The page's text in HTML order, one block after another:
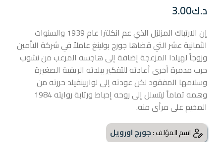
د.ك3.00
إن الارتباك المزلزل الذي عم انكلترا عام 1939 والسنوات
الثمانية عشر التي قضاها جورج بولينغ عاملاً في شركة التأمين
وزوجاً لهيلدا المزعجة إضافة إلى هاجسه المرعب من نشوب
حرب مدمرة أخرى أعادته للتفكير ببلدته الريفية الصغيرة
وسلامها المفقود لكن عودته إلى لواربينفيلد حررته من
وهمه تماماً ليتسلل إلى روحه إحباط ورتابة روايته 1984
المخيم على مرأى منه.
اسم المؤلف :جورج اورويل